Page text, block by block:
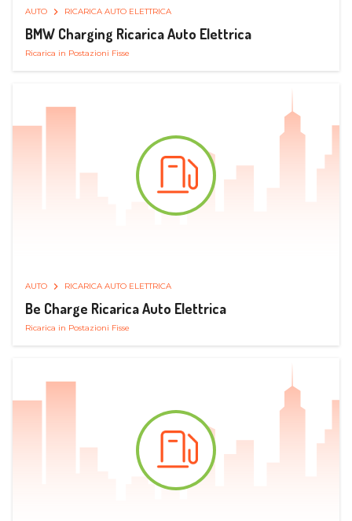
AUTO RICARICA AUTO ELETTRICA
BMW Charging Ricarica Auto Elettrica
Ricarica in Postazioni Fisse
AUTO RICARICA AUTO ELETTRICA
Be Charge Ricarica Auto Elettrica
Ricarica in Postazioni Fisse